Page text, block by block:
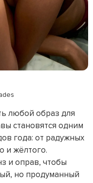
любой образ для
становятся одним
года: от радужных
и жёлтого.
и оправ, чтобы
но продуманный